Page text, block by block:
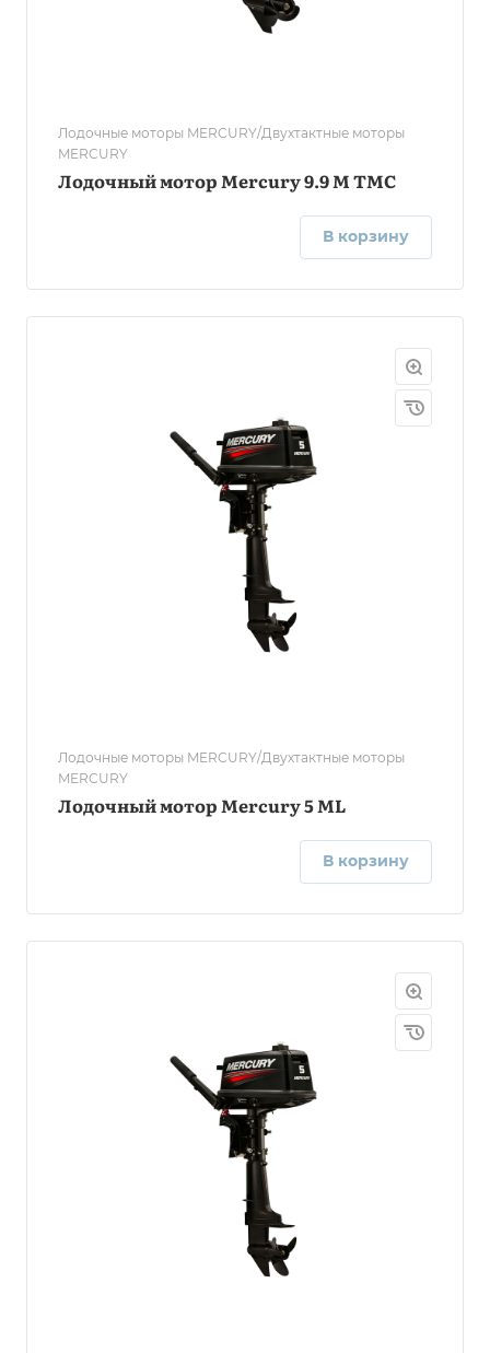
Лодочные моторы MERCURY/Двухтактные моторы
MERCURY
Лодочный мотор Mercury 9.9 M TMC
В корзину
Лодочные моторы MERCURY/Двухтактные моторы
MERCURY
Лодочный мотор Mercury 5 ML
В корзину